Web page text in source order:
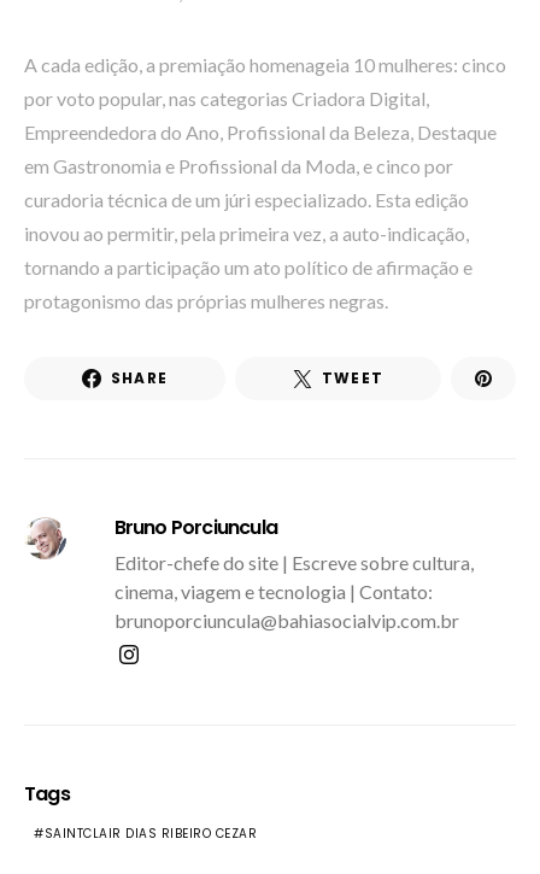
A cada edição, a premiação homenageia 10 mulheres: cinco
por voto popular, nas categorias Criadora Digital,
Empreendedora do Ano, Profissional da Beleza, Destaque
em Gastronomia e Profissional da Moda, e cinco por
curadoria técnica de um júri especializado. Esta edição
inovou ao permitir, pela primeira vez, a auto-indicação,
tornando a participação um ato político de afirmação e
protagonismo das próprias mulheres negras.
SHARE TWEET
Bruno Porciuncula
Editor-chefe do site | Escreve sobre cultura,
cinema, viagem e tecnologia | Contato:
brunoporciuncula@bahiasocialvip.com.br
Tags
SAINTCLAIR DIAS RIBEIRO CEZAR